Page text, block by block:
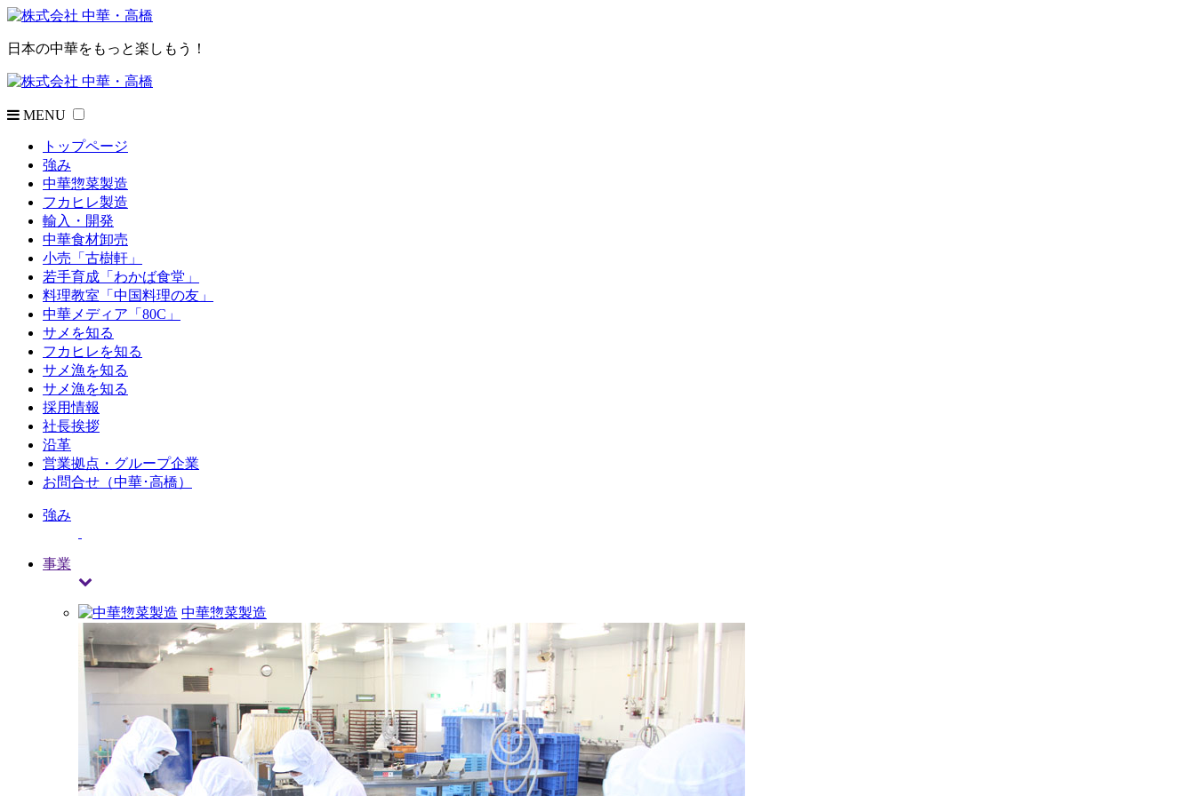
日本の中華をもっと楽しもう！
MENU
トップページ
強み
中華惣菜製造
フカヒレ製造
輸入・開発
中華食材卸売
小売「古樹軒」
若手育成「わかば食堂」
料理教室「中国料理の友」
中華メディア「80C」
サメを知る
フカヒレを知る
サメ漁を知る
サメ漁を知る
採用情報
社長挨拶
沿革
営業拠点・グループ企業
お問合せ（中華･高橋）
強み
事業
中華惣菜製造